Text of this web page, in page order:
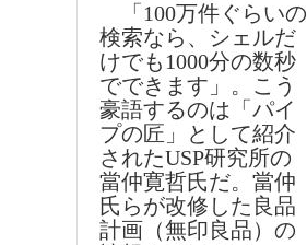
「100万件ぐらいの
検索なら、シェルだ
けでも1000分の数秒
でできます」。こう
豪語するのは「パイ
プの匠」として紹介
されたUSP研究所の
當仲寛哲氏だ。當仲
氏らが改修した良品
計画（無印良品）の